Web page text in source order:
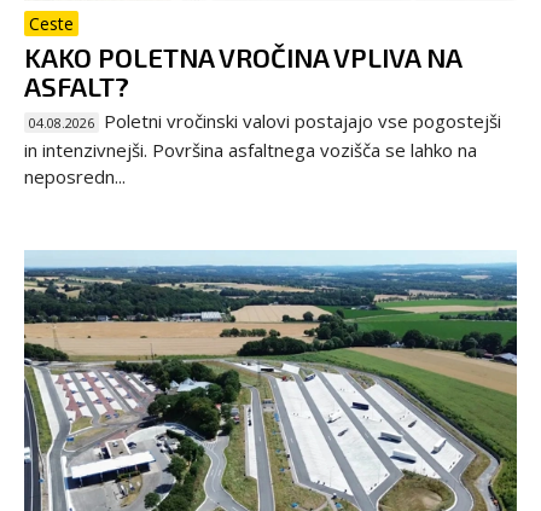
Ceste
KAKO POLETNA VROČINA VPLIVA NA
ASFALT?
04.08.2026 Poletni vročinski valovi postajajo vse pogostejši
in intenzivnejši. Površina asfaltnega vozišča se lahko na
neposredn...